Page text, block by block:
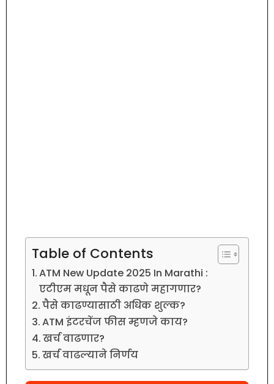
Table of Contents
ATM New Update 2025 In Marathi :
एटीएम मधून पैसे काढणे महागणार?
पैसे काढण्यासाठी अधिक शुल्क?
ATM इंटरचेंज फीस म्हणजे काय?
खर्च वाढणार?
खर्च वाढल्याने निर्णय